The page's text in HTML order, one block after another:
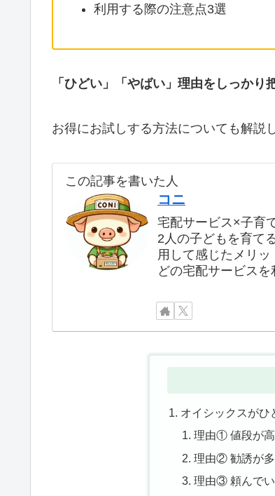
利用する際の注意点3選
「ひどい」「やばい」理由をしっかり
お得にお試しする方法についても解説
この記事を書いた人
コニ
宅配サービス×子育
2人の子どもを育て
用して感じたメリッ
どの宅配サービス
オイシックスがひ
理由① 値段が
理由② 勧誘が
理由③ 頼んで